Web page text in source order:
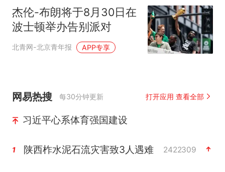
杰伦-布朗将于8月30日在
波士顿举办告别派对
北青网-北京青年报 APP专享
网易热搜 每30分钟更新 打开应用 查看全部
习近平心系体育强国建设
1 陕西柞水泥石流灾害致3人遇难 2422309